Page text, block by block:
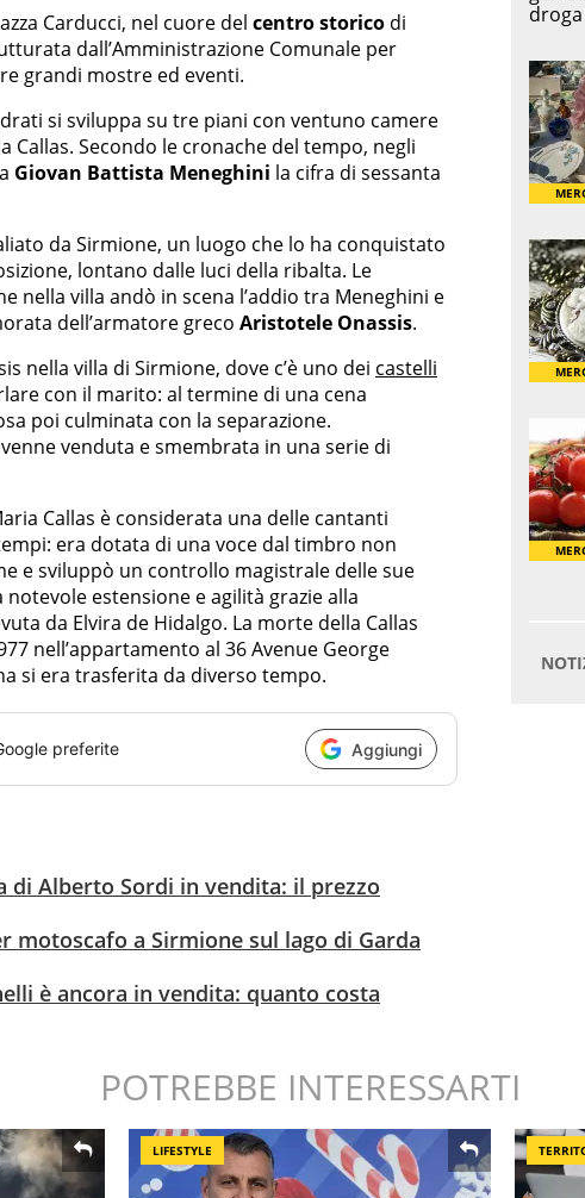
Carducci, nel cuore del centro storico di
dall’Amministrazione Comunale per
grandi mostre ed eventi.
si sviluppa su tre piani con ventuno camere
Secondo le cronache del tempo, negli
Giovan Battista Meneghini la cifra di sessanta
da Sirmione, un luogo che lo ha conquistato
lontano dalle luci della ribalta. Le
nella villa andò in scena l’addio tra Meneghini e
dell’armatore greco Aristotele Onassis.
nella villa di Sirmione, dove c’è uno dei castelli
con il marito: al termine di una cena
poi culminata con la separazione.
venduta e smembrata in una serie di
Callas è considerata una delle cantanti
era dotata di una voce dal timbro non
e sviluppò un controllo magistrale delle sue
estensione e agilità grazie alla
da Elvira de Hidalgo. La morte della Callas
nell’appartamento al 36 Avenue George
si era trasferita da diverso tempo.
preferite Aggiungi
di Alberto Sordi in vendita: il prezzo
motoscafo a Sirmione sul lago di Garda
è ancora in vendita: quanto costa
POTREBBE INTERESSARTI
LIFESTYLE